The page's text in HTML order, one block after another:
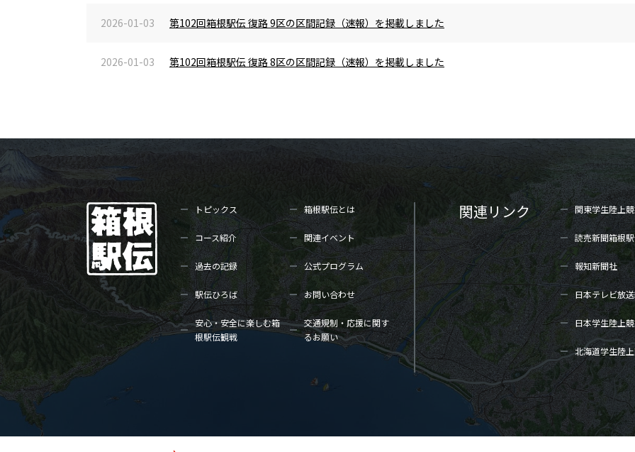
2026-01-03 第102回箱根駅伝 復路 9区の区間記録（速報）を掲載しました
2026-01-03 第102回箱根駅伝 復路 8区の区間記録（速報）を掲載しました
トピックス 箱根駅伝とは
コース紹介 関連イベント
過去の記録 公式プログラム
駅伝ひろば お問い合わせ
安心・安全に楽しむ箱
根駅伝観戦
交通規制・応援に関す
るお願い
関連リンク 関東学生陸上
読売新聞箱根
報知新聞社
日本テレビ放
日本学生陸上
北海道学生陸上